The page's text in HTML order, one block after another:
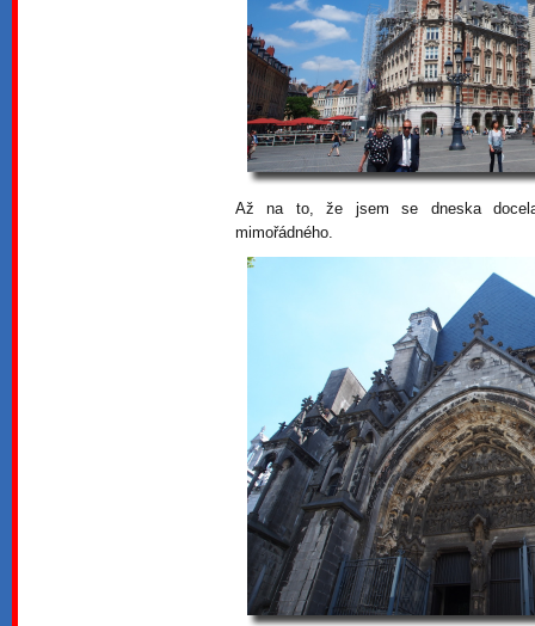
Až na to, že jsem se dneska
mimořádného.